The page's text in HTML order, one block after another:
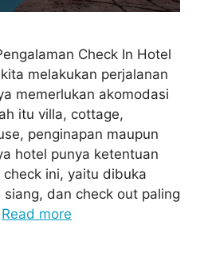
Check In Hotel
melakukan perjalanan
memerlukan akomodasi
itu villa, cottage,
penginapan maupun
hotel punya ketentuan
ini, yaitu dibuka
dan check out paling
Read more